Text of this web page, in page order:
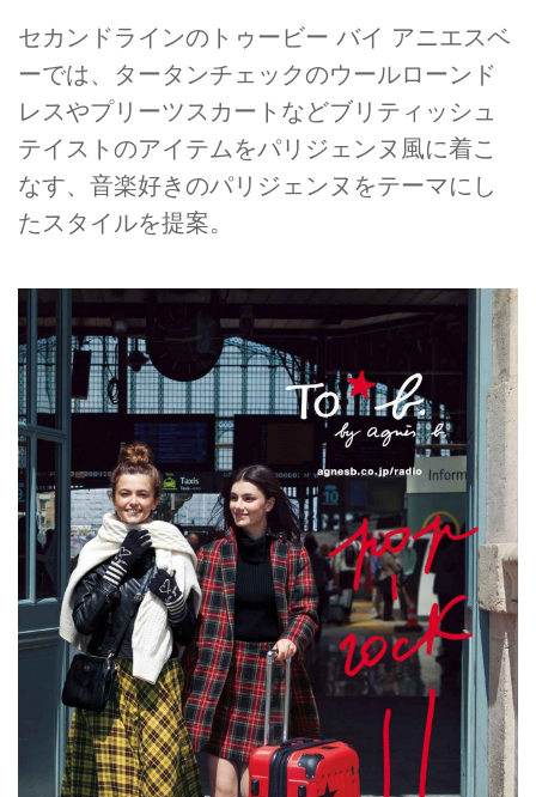
セカンドラインのトゥービー バイ アニエスベ
ーでは、タータンチェックのウールローンド
レスやプリーツスカートなどブリティッシュ
テイストのアイテムをパリジェンヌ風に着こ
なす、音楽好きのパリジェンヌをテーマにし
たスタイルを提案。